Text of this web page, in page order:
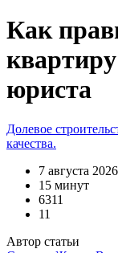
Как
юриста
Долевое
качества.
7 августа 2026
15 минут
6311
11
Автор статьи